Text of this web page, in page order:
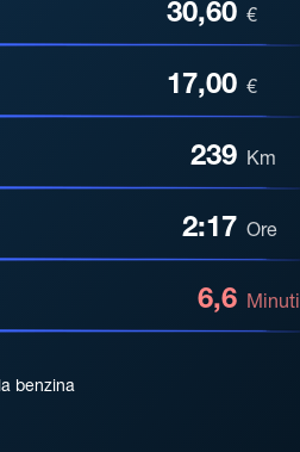
30,60 €
17,00 €
239 Km
2:17 Ore
6,6 Minuti
benzina